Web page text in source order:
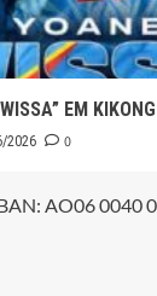
EM
2026 0
AO06 0040